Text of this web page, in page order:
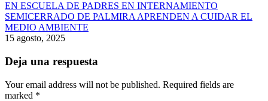
EN ESCUELA DE PADRES EN INTERNAMIENTO
SEMICERRADO DE PALMIRA APRENDEN A CUIDAR EL
MEDIO AMBIENTE
15 agosto, 2025
Deja una respuesta
Your email address will not be published. Required fields are
marked *